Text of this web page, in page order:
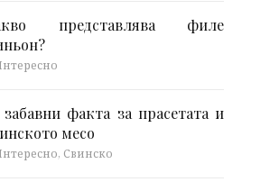
представлява филе
забавни факта за прасетата и
месо
Свинско